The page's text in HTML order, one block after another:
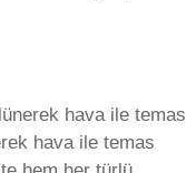
hava ile temas
hava ile temas